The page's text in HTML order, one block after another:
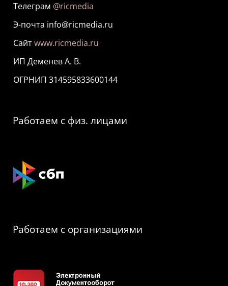
Телеграм @ricmedia
Э-почта info@ricmedia.ru
Сайтwww.ricmedia.ru
ИП Деменев А. В.
ОГРНИП 314595833600144
Работаем с физ. лицами
Работаем с организациями